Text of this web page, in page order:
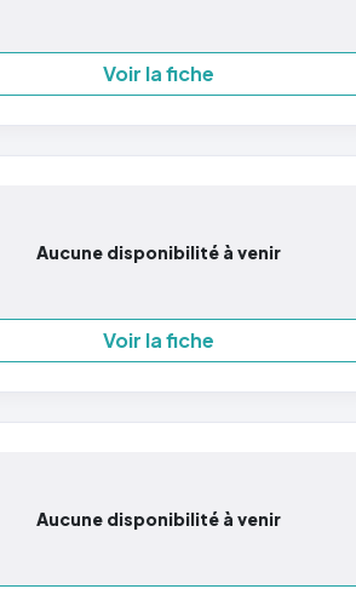
Voir la fiche
Aucune disponibilité à venir
Voir la fiche
Aucune disponibilité à venir